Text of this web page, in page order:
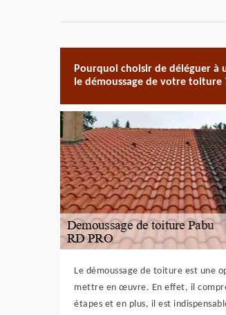
Pourquoi choisir de déléguer à
le démoussage de votre toiture
Le démoussage de toiture est une
mettre en œuvre. En effet, il
étapes et en plus, il est